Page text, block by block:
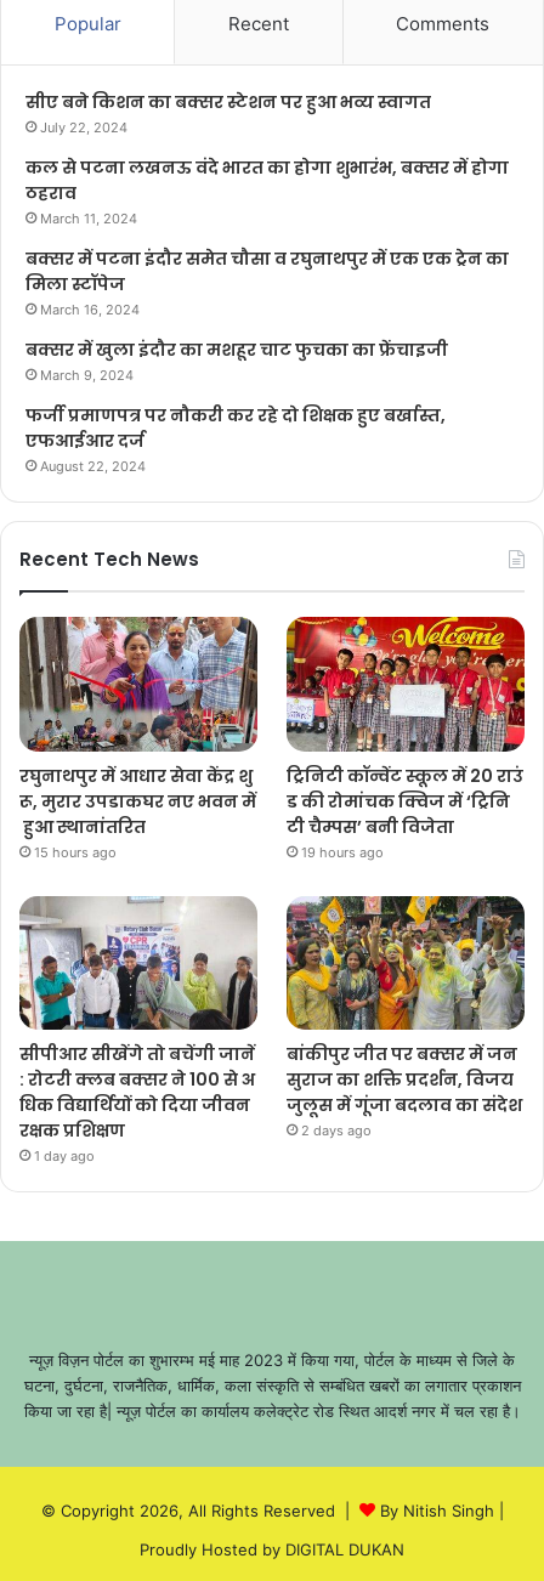
Popular Recent Comments
सीए बने किशन का बक्सर स्टेशन पर हुआ भव्य स्वागत
July 22, 2024
कल से पटना लखनऊ वंदे भारत का होगा शुभारंभ, बक्सर में होगा
ठहराव
March 11, 2024
बक्सर में पटना इंदौर समेत चौसा व रघुनाथपुर में एक एक ट्रेन का
मिला स्टॉपेज
March 16, 2024
बक्सर में खुला इंदौर का मशहूर चाट फुचका का फ्रेंचाइजी
March 9, 2024
फर्जी प्रमाणपत्र पर नौकरी कर रहे दो शिक्षक हुए बर्खास्त,
एफआईआर दर्ज
August 22, 2024
Recent Tech News
रघुनाथपुर में आधार सेवा केंद्र शु
रू, मुरार उपडाकघर नए भवन में
हुआ स्थानांतरित
15 hours ago
ट्रिनिटी कॉन्वेंट स्कूल में 20 राउं
ड की रोमांचक क्विज में ‘ट्रिनि
टी चैम्पस’ बनी विजेता
19 hours ago
सीपीआर सीखेंगे तो बचेंगी जानें
: रोटरी क्लब बक्सर ने 100 से अ
धिक विद्यार्थियों को दिया जीवन
रक्षक प्रशिक्षण
1 day ago
बांकीपुर जीत पर बक्सर में जन
सुराज का शक्ति प्रदर्शन, विजय
जुलूस में गूंजा बदलाव का संदेश
2 days ago
न्यूज़ विज़न पोर्टल का शुभारम्भ मई माह 2023 में किया गया, पोर्टल के माध्यम से जिले के
घटना, दुर्घटना, राजनैतिक, धार्मिक, कला संस्कृति से सम्बंधित खबरों का लगातार प्रकाशन
किया जा रहा है| न्यूज़ पोर्टल का कार्यालय कलेक्ट्रेट रोड स्थित आदर्श नगर में चल रहा है।
© Copyright 2026, All Rights Reserved | By Nitish Singh
Proudly Hosted by DIGITAL DUKAN